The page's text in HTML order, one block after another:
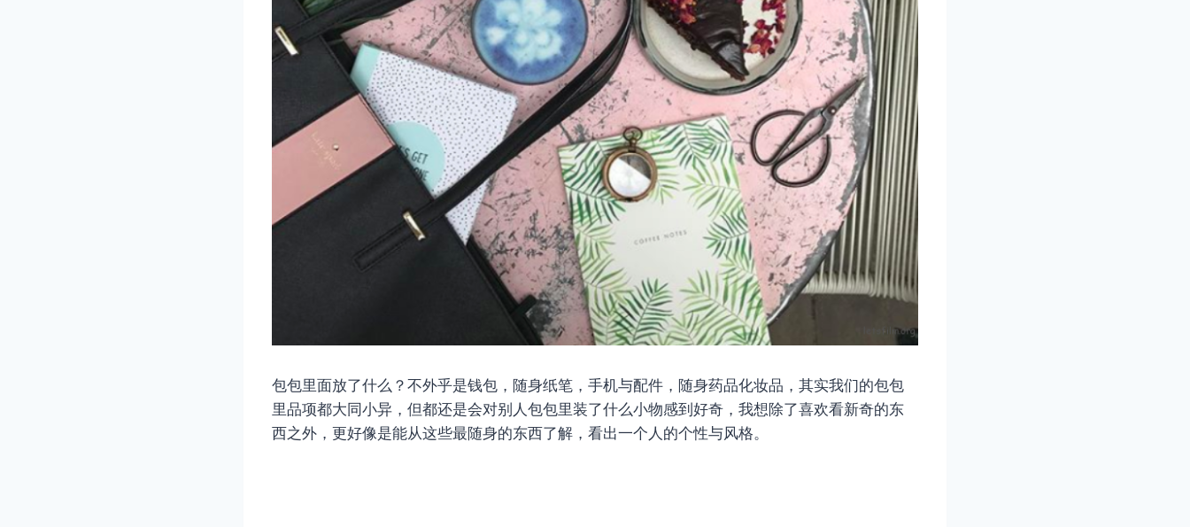
包包里面放了什么？不外乎是钱包，随身纸笔，手机与配件，随身药品化妆品，其实我们的包包
里品项都大同小异，但都还是会对别人包包里装了什么小物感到好奇，我想除了喜欢看新奇的东
西之外，更好像是能从这些最随身的东西了解，看出一个人的个性与风格。